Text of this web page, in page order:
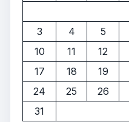
3
4 5
10
11 12
17
18 19
24
25 26
31